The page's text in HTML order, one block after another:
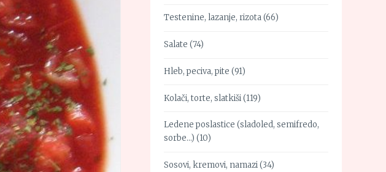
Testenine, lazanje, rizota(66)
Salate (74)
Hleb, peciva, pite (91)
Kolači, torte, slatkiši(119)
Ledene poslastice (sladoled, semifredo,
sorbe…) (10)
Sosovi, kremovi, namazi(34)